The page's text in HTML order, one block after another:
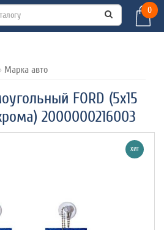
0
Марка авто
FORD (5х15
2000000216003
ХИТ